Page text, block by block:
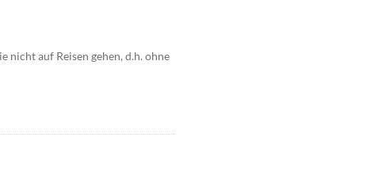
nicht auf Reisen gehen, d.h. ohne